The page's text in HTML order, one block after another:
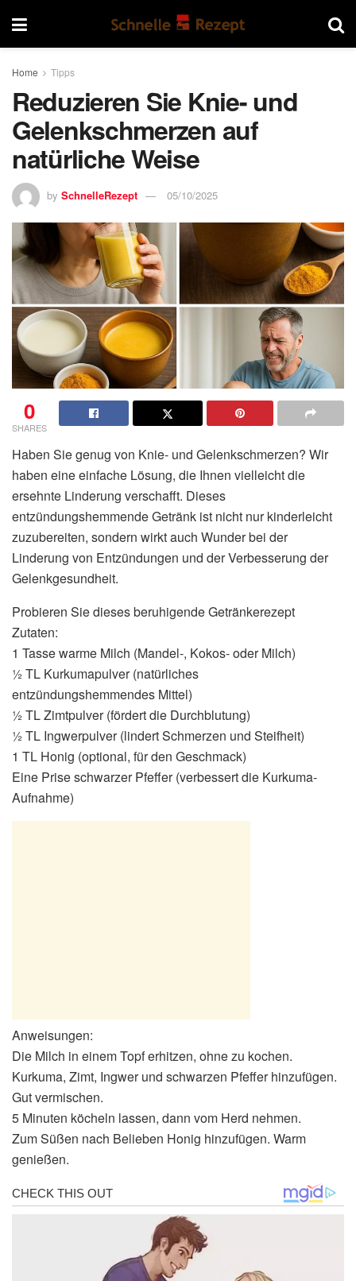
Home Tipps
Reduzieren Sie Knie- und
Gelenkschmerzen auf
natürliche Weise
by SchnelleRezept 05/10/2025
0
SHARES
Haben Sie genug von Knie- und Gelenkschmerzen? Wir
haben eine einfache Lösung, die Ihnen vielleicht die
ersehnte Linderung verschafft. Dieses
entzündungshemmende Getränk ist nicht nur kinderleicht
zuzubereiten, sondern wirkt auch Wunder bei der
Linderung von Entzündungen und der Verbesserung der
Gelenkgesundheit.
Probieren Sie dieses beruhigende Getränkerezept
Zutaten:
1 Tasse warme Milch (Mandel-, Kokos- oder Milch)
½ TL Kurkumapulver (natürliches
entzündungshemmendes Mittel)
½ TL Zimtpulver (fördert die Durchblutung)
½ TL Ingwerpulver (lindert Schmerzen und Steifheit)
1 TL Honig (optional, für den Geschmack)
Eine Prise schwarzer Pfeffer (verbessert die Kurkuma-
Aufnahme)
Anweisungen:
Die Milch in einem Topf erhitzen, ohne zu kochen.
Kurkuma, Zimt, Ingwer und schwarzen Pfeffer hinzufügen.
Gut vermischen.
5 Minuten köcheln lassen, dann vom Herd nehmen.
Zum Süßen nach Belieben Honig hinzufügen. Warm
genießen.